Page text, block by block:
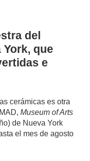
del
York, que
e
cerámicas es otra
Museum of Arts
de Nueva York
el mes de agosto